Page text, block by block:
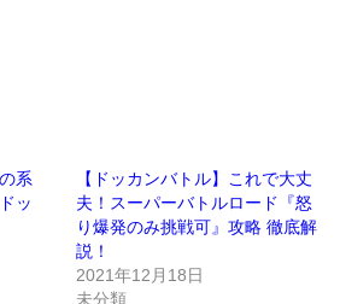
系
ッ
【ドッカンバトル】これで大丈
夫！スーパーバトルロード『怒
り爆発のみ挑戦可』攻略 徹底解
説！
2021年12月18日
未分類